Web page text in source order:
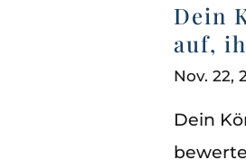
Dein
auf,
Nov. 22,
Dein